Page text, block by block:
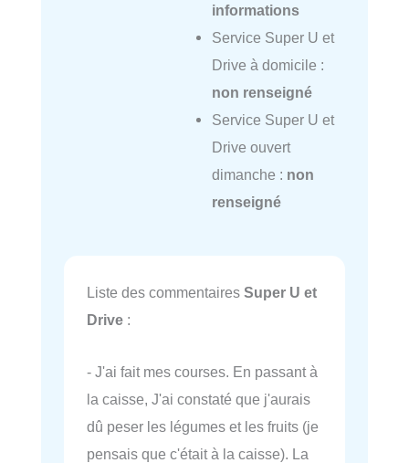
informations
Service Super U et
Drive à domicile :
non renseigné
Service Super U et
Drive ouvert
dimanche : non
renseigné
Liste des commentaires Super U et
Drive :
- J'ai fait mes courses. En passant à
la caisse, J'ai constaté que j'aurais
dû peser les légumes et les fruits (je
pensais que c'était à la caisse). La